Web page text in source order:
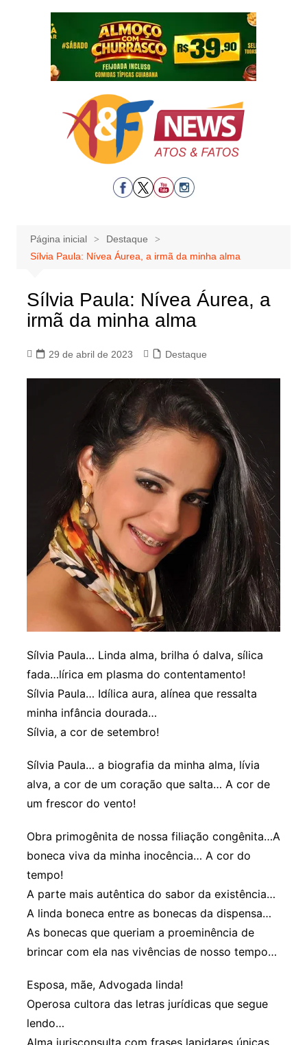
Página inicial
Destaque
Sílvia Paula: Nívea Áurea, a irmã da minha alma
Sílvia Paula: Nívea Áurea, a
irmã da minha alma
29 de abril de 2023 Destaque
Sílvia Paula… Linda alma, brilha ó dalva, sílica
fada…lírica em plasma do contentamento!
Sílvia Paula… Idílica aura, alínea que ressalta
minha infância dourada…
Sílvia, a cor de setembro!
Sílvia Paula… a biografia da minha alma, lívia
alva, a cor de um coração que salta… A cor de
um frescor do vento!
Obra primogênita de nossa filiação congênita…A
boneca viva da minha inocência… A cor do
tempo!
A parte mais autêntica do sabor da existência…
A linda boneca entre as bonecas da dispensa…
As bonecas que queriam a proeminência de
brincar com ela nas vivências de nosso tempo…
Esposa, mãe, Advogada linda!
Operosa cultora das letras jurídicas que segue
lendo…
Alma jurisconsulta com frases lapidares únicas,